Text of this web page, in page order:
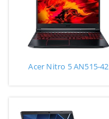
Acer Nitro 5 AN515-42